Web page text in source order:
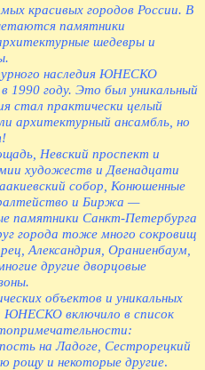
красивых городов России. В
памятники
шедевры и
наследия ЮНЕСКО
1990 году. Это был уникальный
стал практически целый
архитектурный ансамбль, но
Невский проспект и
художеств и Двенадцати
собор, Конюшенные
и Биржа —
памятники Санкт-Петербурга
города тоже много сокровищ
Александрия, Ораниенбаум,
другие дворцовые
объектов и уникальных
ЮНЕСКО включило в список
на Ладоге, Сестрорецкий
рощу и некоторые другие.